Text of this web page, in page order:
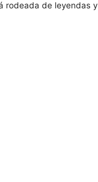
rodeada de leyendas y